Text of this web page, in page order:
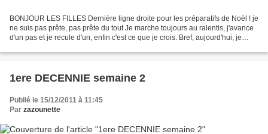
BONJOUR LES FILLES Dernière ligne droite pour les préparatifs de Noël ! je
ne suis pas prête, pas prête du tout Je marche toujours au ralentis, j'avance
d'un pas et je recule d'un, enfin c'est ce que je crois. Bref, aujourd'hui, je
1ere DECENNIE semaine 2
Publié le 15/12/2011 à 11:45
Par zazounette